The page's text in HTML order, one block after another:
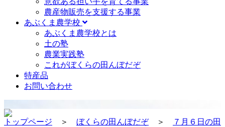
農産物販売を支援する事業
あぶくま農学校
あぶくま農学校とは
土の塾
農業実践塾
これがぼくらの田んぼだぞ
特産品
お問い合わせ
トップページ ＞ ぼくらの田んぼだぞ＞
７月６日の田